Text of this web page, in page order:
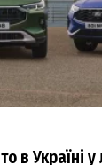
в Україні